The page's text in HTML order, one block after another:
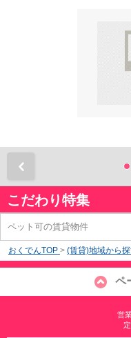
こだわり特集
ペット可の賃貸物件
おくでんTOP > (賃貸)地域から
ペ
営